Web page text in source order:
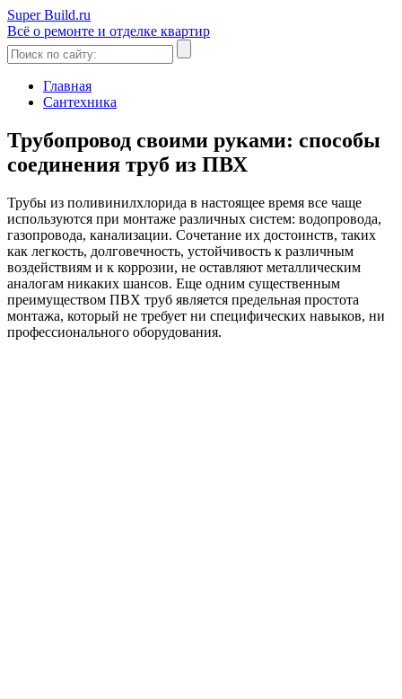
Super Build.ru
Всё о ремонте и отделке квартир
Главная
Сантехника
Трубопровод своими руками: способы
соединения труб из ПВХ
Трубы из поливинилхлорида в настоящее время все чаще
используются при монтаже различных систем: водопровода,
газопровода, канализации. Сочетание их достоинств, таких
как легкость, долговечность, устойчивость к различным
воздействиям и к коррозии, не оставляют металлическим
аналогам никаких шансов. Еще одним существенным
преимуществом ПВХ труб является предельная простота
монтажа, который не требует ни специфических навыков, ни
профессионального оборудования.